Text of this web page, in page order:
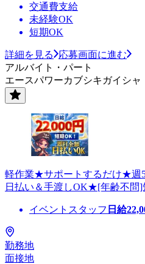
交通費支給
未経験OK
短期OK
詳細を見る
応募画面に進む
アルバイト・パート
エースパワーカブシキガイシ
軽作業★サポートするだけ★週
日払い＆手渡しOK★[年齢不問]
イベントスタッフ 日給
勤務地
面接地